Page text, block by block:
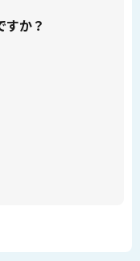
すか？